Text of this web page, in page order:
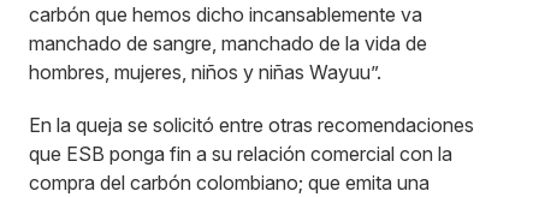
carbón que hemos dicho incansablemente va
manchado de sangre, manchado de la vida de
hombres, mujeres, niños y niñas Wayuu”.
En la queja se solicitó entre otras recomendaciones
que ESB ponga fin a su relación comercial con la
compra del carbón colombiano; que emita una